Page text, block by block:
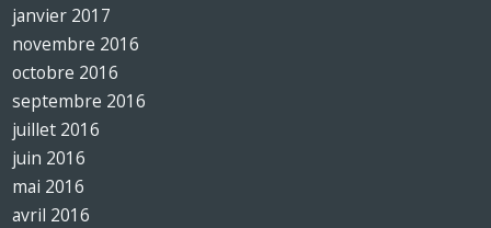
janvier 2017
novembre 2016
octobre 2016
septembre 2016
juillet 2016
juin 2016
mai 2016
avril 2016